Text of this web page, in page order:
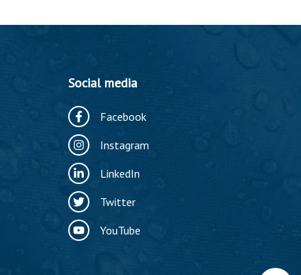
Social media
Facebook
Instagram
LinkedIn
Twitter
YouTube